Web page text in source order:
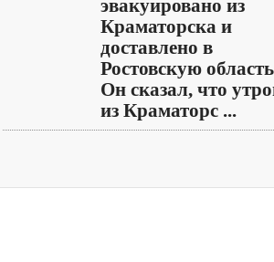
эвакуировано из
Краматорска и
доставлено в
Ростовскую
Он сказал, что
из Краматорс ...